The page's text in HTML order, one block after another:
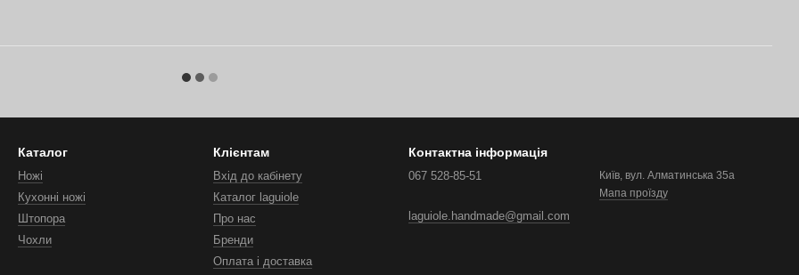
Каталог
Ножі
Кухонні ножі
Штопора
Чохли
Клієнтам
Вхід до кабінету
Каталог laguiole
Про нас
Бренди
Оплата і доставка
Контактна інформація
067 528-85-51
laguiole.handmade@gmail.com
Київ, вул. Алматинська 35а
Мапа проїзду